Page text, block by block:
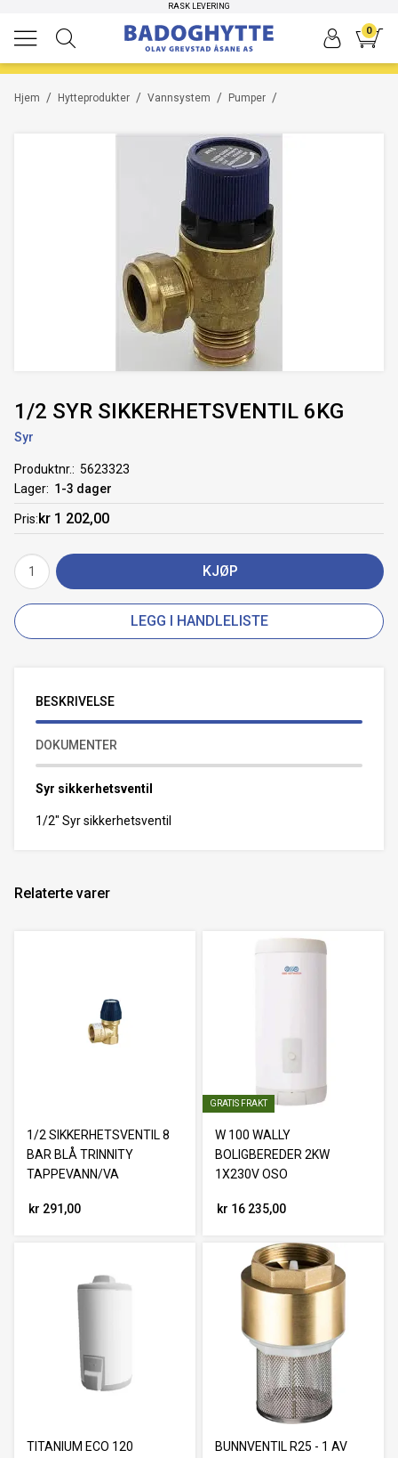
RASK LEVERING
0
/
Hjem /
Hytteprodukter /
Vannsystem /
Pumper
1/2 SYR SIKKERHETSVENTIL 6KG
Syr
Produktnr.
5623323
Lager
1-3 dager
Pris kr 1 202,00
KJØP
LEGG I HANDLELISTE
BESKRIVELSE
DOKUMENTER
Syr sikkerhetsventil
1/2" Syr sikkerhetsventil
Relaterte varer
1/2 SIKKERHETSVENTIL 8
BAR BLÅ TRINNITY
TAPPEVANN/VA
kr 291,00
GRATIS FRAKT
W 100 WALLY
BOLIGBEREDER 2KW
1X230V OSO
kr 16 235,00
TITANIUM ECO 120
BUNNVENTIL R25 - 1 AV